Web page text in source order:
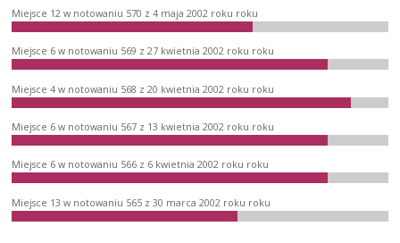
Miejsce 12 w notowaniu 570 z 4 maja 2002 roku roku
Miejsce 6 w notowaniu 569 z 27 kwietnia 2002 roku roku
Miejsce 4 w notowaniu 568 z 20 kwietnia 2002 roku roku
Miejsce 6 w notowaniu 567 z 13 kwietnia 2002 roku roku
Miejsce 6 w notowaniu 566 z 6 kwietnia 2002 roku roku
Miejsce 13 w notowaniu 565 z 30 marca 2002 roku roku